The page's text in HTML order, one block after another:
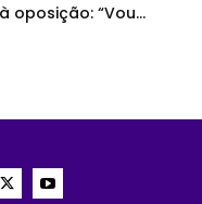
oposição: “Vou...